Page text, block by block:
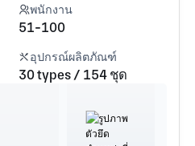
พนักงาน
51-100
อุปกรณ์ผลิตภัณฑ์
30 types / 154 ชุด